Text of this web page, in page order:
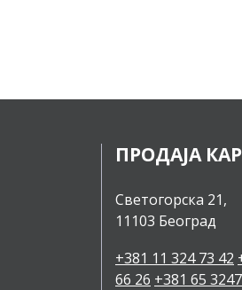
ПРОДАЈА
Светогорска 21,
11103 Београд
+381 11 324 73 42
66 26 +381 65